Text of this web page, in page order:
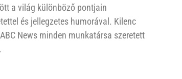
a világ különböző pontjain
és jellegzetes humorával. Kilenc
News minden munkatársa szeretett